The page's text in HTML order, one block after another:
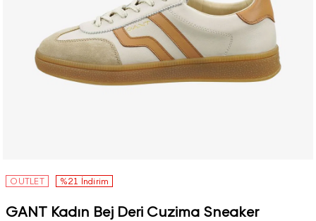
OUTLET %21 İndirim
GANT Kadın Bej Deri Cuzima Sneaker